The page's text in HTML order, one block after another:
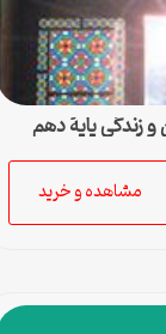
زندگی پایۀ دهم
مشاهده و خرید